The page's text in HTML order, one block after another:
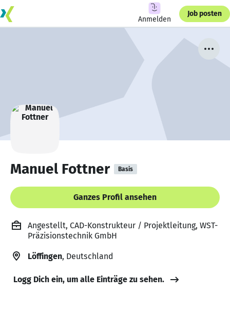
Anmelden
Job posten
Manuel Fottner Basis
Ganzes Profil ansehen
Angestellt, CAD-Konstrukteur / Projektleitung, WST-
Präzisionstechnik GmbH
Löffingen, Deutschland
Logg Dich ein, um alle Einträge zu sehen.